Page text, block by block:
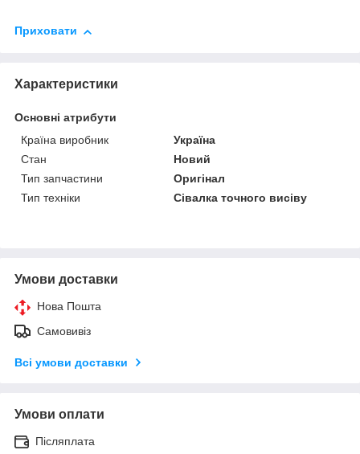
Приховати
Характеристики
Основні атрибути
Країна виробник
Україна
Стан
Новий
Тип запчастини
Оригінал
Тип техніки
Сівалка точного висіву
Умови доставки
Нова Пошта
Самовивіз
Всі умови доставки
Умови оплати
Післяплата